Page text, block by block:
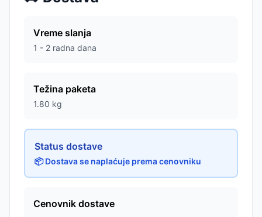
Vreme slanja
1 - 2 radna dana
Težina paketa
1.80 kg
Status dostave
📦 Dostava se naplaćuje prema cenovniku
Cenovnik dostave